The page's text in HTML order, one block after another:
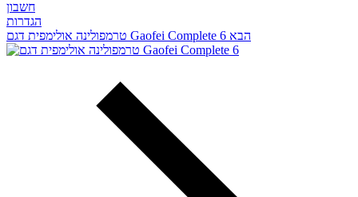
חשבון
הגדרות
טרמפולינה אולימפית דגם Gaofei Complete 6 הבא